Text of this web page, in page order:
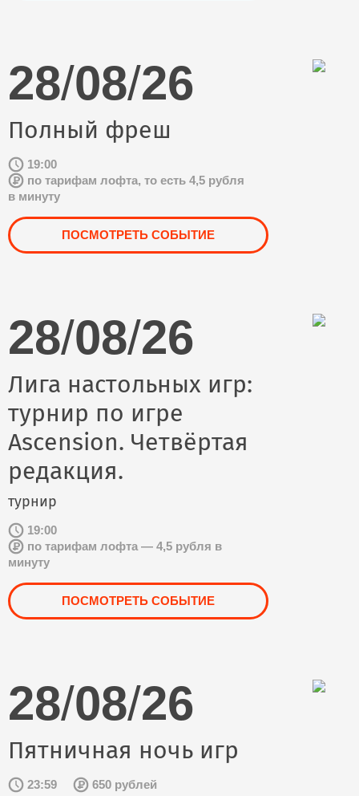
28/08/26
Полный фреш
19:00
по тарифам лофта, то есть 4,5 рубля
в минуту
ПОСМОТРЕТЬ СОБЫТИЕ
28/08/26
Лига настольных игр:
турнир по игре
Ascension. Четвёртая
редакция.
турнир
19:00
по тарифам лофта — 4,5 рубля в
минуту
ПОСМОТРЕТЬ СОБЫТИЕ
28/08/26
Пятничная ночь игр
23:59 650 рублей